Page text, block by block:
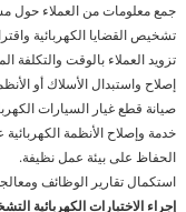
جمع معلومات من العملاء حول
تشخيص القضايا الكهربائية
تزويد العملاء بالوقت والتكلفة
إصلاح واستبدال الأسلاك أو
صيانة قطع غيار السيارات
خدمة وإصلاح الأنظمة
الحفاظ على بيئة عمل نظيفة.
استكمال تقارير الوظائف
إجراء الاختبارات الكهربائية